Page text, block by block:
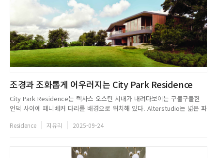
조경과 조화롭게 어우러지는 City Park Residence
City Park Residence는 텍사스 오스틴 시내가 내려다보이는 구불구불한
언덕 사이에 페니베커 다리를 배경으로 위치해 있다. Alterstudio는 넓은 파
어 균형의공간디자인을 연출했다. 목재와 돌로 디자인된 City Park
Residence 지유리 2025-09-24